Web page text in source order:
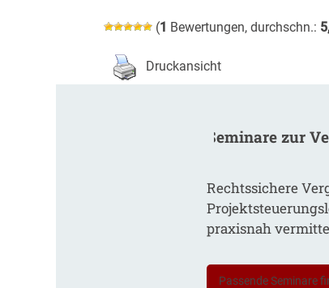
(1 Bewertungen, durchschn.:
Druckansicht
Seminare zur
Rechtssichere
praxisnah
Passende Seminare